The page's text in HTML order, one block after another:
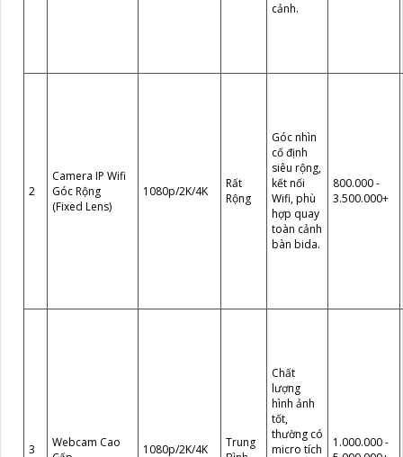
cảnh.
2
Camera IP Wifi
Góc Rộng
(Fixed Lens)
1080p/2K/4K
Rất
Rộng
Góc nhìn
cố định
siêu rộng,
kết nối
Wifi, phù
hợp quay
toàn cảnh
bàn bida.
800.000 -
3.500.000+
3
Webcam Cao
1080p/2K/4K
Trung
Chất
lượng
hình ảnh
tốt,
thường có
micro tích
1.000.000 -